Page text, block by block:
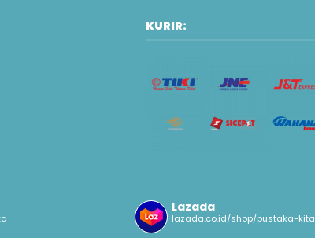
KURIR:
Lazada
lazada.co.id/shop/pustaka-kita